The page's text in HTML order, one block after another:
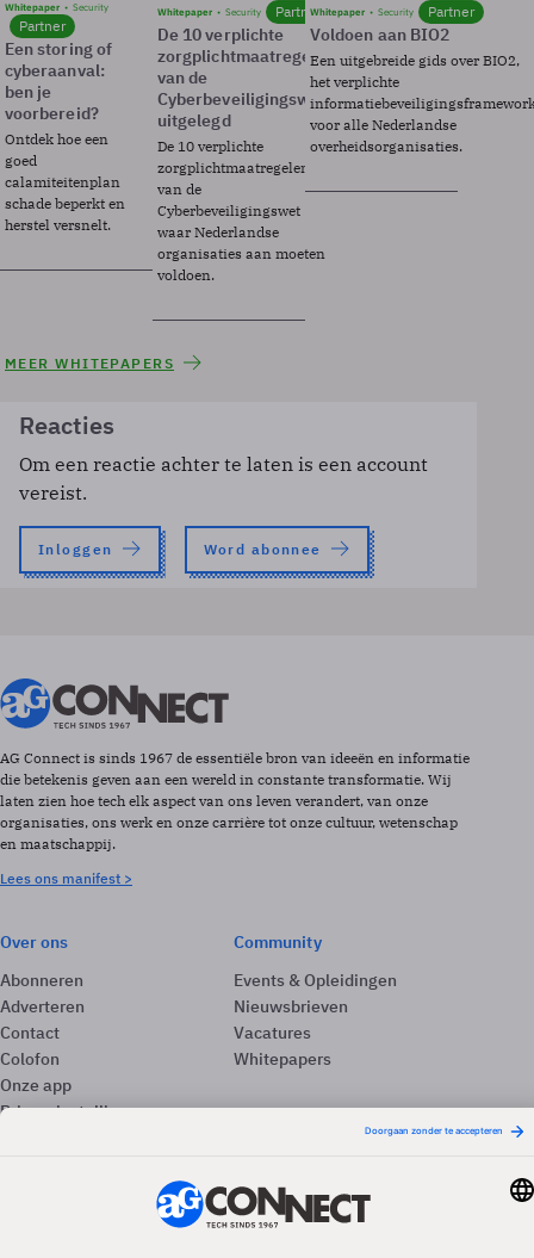
Whitepaper Security
Partner
Een storing of
cyberaanval:
ben je
voorbereid?
Ontdek hoe een
goed
calamiteitenplan
schade beperkt en
herstel versnelt.
Whitepaper Security Partner
De 10 verplichte
zorgplichtmaatregelen
van de
Cyberbeveiligingswet
uitgelegd
De 10 verplichte
zorgplichtmaatregelen
van de
Cyberbeveiligingswet
waar Nederlandse
organisaties aan moeten
voldoen.
Whitepaper Security Partner
Voldoen aan BIO2
Een uitgebreide gids over BIO2,
het verplichte
voor alle Nederlandse
overheidsorganisaties.
MEER WHITEPAPERS
Reacties
Om een reactie achter te laten is een account
vereist.
Inloggen Word abonnee
AG Connect is sinds 1967 de essentiële bron van ideeën en informatie
die betekenis geven aan een wereld in constante transformatie. Wij
laten zien hoe tech elk aspect van ons leven verandert, van onze
organisaties, ons werk en onze carrière tot onze cultuur, wetenschap
en maatschappij.
Lees ons manifest >
Over ons
Abonneren
Adverteren
Contact
Colofon
Onze app
Privacyinstellingen
Community
Events & Opleidingen
Nieuwsbrieven
Vacatures
Whitepapers